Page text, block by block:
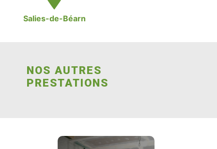
Salies-de-Béarn
NOS AUTRES
PRESTATIONS